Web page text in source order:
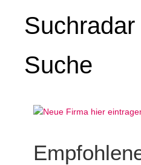
Suche